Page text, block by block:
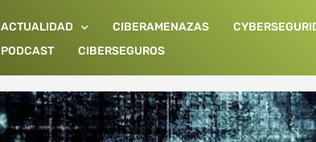
ACTUALIDAD CIBERAMENAZAS
PODCAST
CIBERSEGUROS